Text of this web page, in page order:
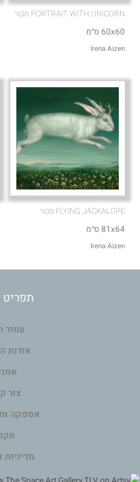
PORTRAIT WITH UNICORN מקור
60x60 ס״מ
Irena Aizen
FLYING JACKALOPE מקור
81x64 ס״מ
Irena Aizen
תפריט
עמוד
אודות
צור
אספקה
מדיניות